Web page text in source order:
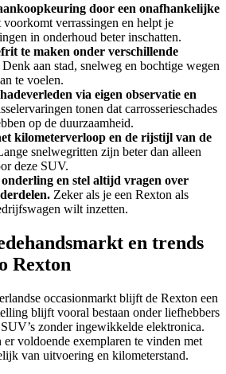
door een onafhankelijke
verrassingen en helpt je
in onderhoud beter inschatten.
te maken onder verschillende
Denk aan stad, snelweg en bochtige wegen
te voelen.
via eigen observatie en
tonen dat carrosserieschades
op de duurzaamheid.
kilometerverloop en de rijstijl van de
snelwegritten zijn beter dan alleen
deze SUV.
en stel altijd vragen over
Zeker als je een Rexton als
wilt inzetten.
en trends
Rexton
occasionmarkt blijft de Rexton een
blijft vooral bestaan onder liefhebbers
zonder ingewikkelde elektronica.
voldoende exemplaren te vinden met
van uitvoering en kilometerstand.